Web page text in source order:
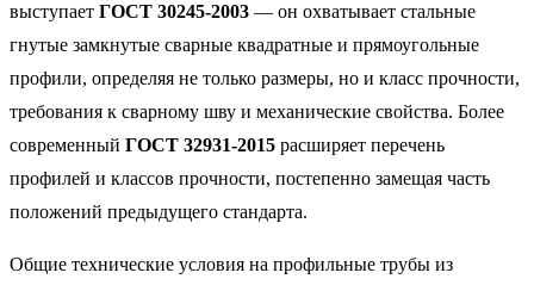
выступает ГОСТ 30245-2003 — он охватывает стальные
гнутые замкнутые сварные квадратные и прямоугольные
профили, определяя не только размеры, но и класс прочности,
требования к сварному шву и механические свойства. Более
современный ГОСТ 32931-2015 расширяет перечень
профилей и классов прочности, постепенно замещая часть
положений предыдущего стандарта.
Общие технические условия на профильные трубы из